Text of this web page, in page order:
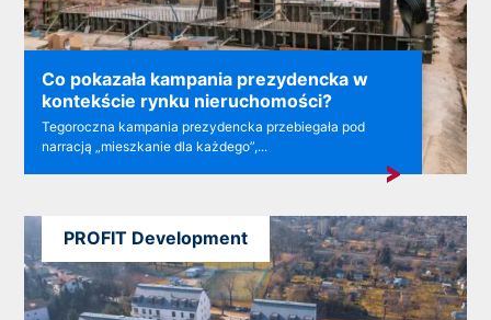
Co pokazała kampania prezydencka w
kontekście rynku nieruchomości?
Tegoroczna kampania prezydencka przebiegała pod
narracją „mieszkanie dla każdego”,...
PROFIT Development